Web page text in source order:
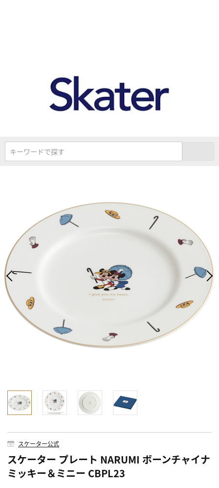
キーワードで探す
スケーター公式
スケーター プレート NARUMI ボーンチャイナ
ミッキー＆ミニー CBPL23